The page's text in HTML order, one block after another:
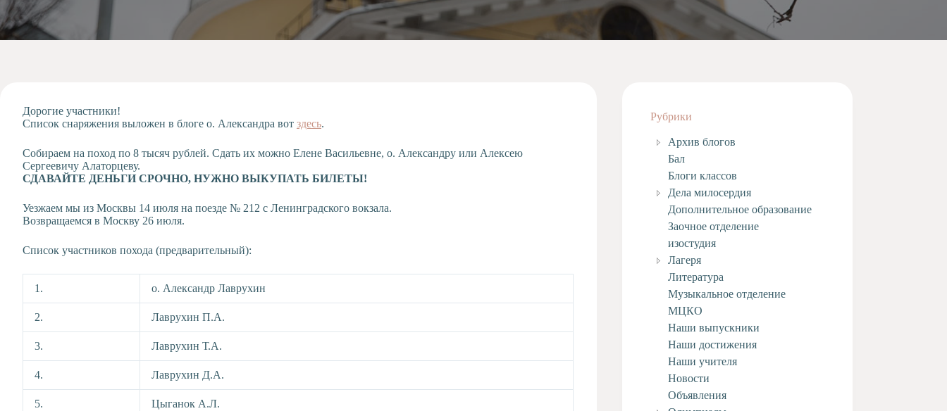
Проекты
отделение
Психологическая
Тьюторская
служба
Дорогие участники!
Список снаряжения выложен в блоге о. Александра вот здесь.
Собираем на поход по 8 тысяч рублей. Сдать их можно Елене Васильевне, о. Александру или Алексею
Сергеевичу Алаторцеву.
СДАВАЙТЕ ДЕНЬГИ СРОЧНО, НУЖНО ВЫКУПАТЬ БИЛЕТЫ!
Уезжаем мы из Москвы 14 июля на поезде № 212 с Ленинградского вокзала.
Возвращаемся в Москву 26 июля.
Список участников похода (предварительный):
1. о. Александр Лаврухин
2. Лаврухин П.А.
3. Лаврухин Т.А.
4. Лаврухин Д.А.
5. Цыганок А.Л.
Рубрики
Архив блогов
Бал
Блоги классов
Дела милосердия
Дополнительное образование
Заочное отделение
изостудия
Лагеря
Литература
Музыкальное отделение
МЦКО
Наши выпускники
Наши достижения
Наши учителя
Новости
Объявления